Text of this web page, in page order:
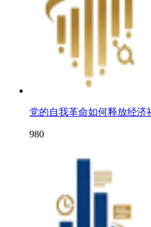
党的自我革命如何释放经济
980